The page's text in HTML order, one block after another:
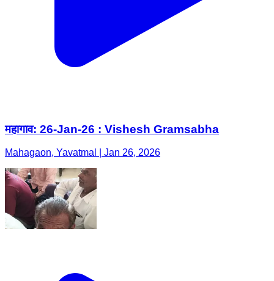
महागाव: 26-Jan-26 : Vishesh Gramsabha
Mahagaon, Yavatmal | Jan 26, 2026